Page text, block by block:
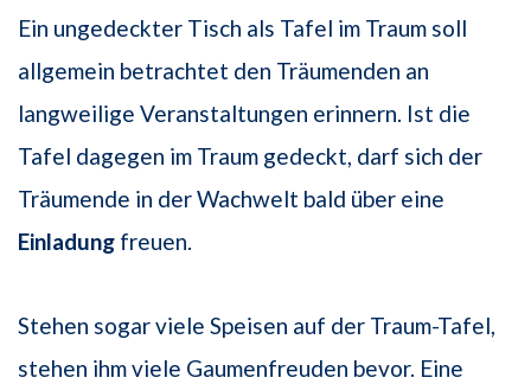
Ein ungedeckter Tisch als Tafel im Traum soll
allgemein betrachtet den Träumenden an
langweilige Veranstaltungen erinnern. Ist die
Tafel dagegen im Traum gedeckt, darf sich der
Träumende in der Wachwelt bald über eine
Einladung freuen.
Stehen sogar viele Speisen auf der Traum-Tafel,
stehen ihm viele Gaumenfreuden bevor. Eine